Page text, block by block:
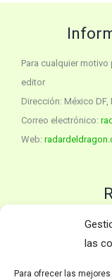
las
Para ofrecer las
Para cualquier
editor
Dirección: México DF,
Correo electrónico:
Web: